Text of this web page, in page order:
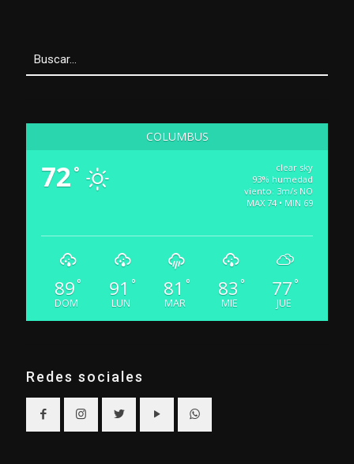
COLUMBUS
72 °
clear sky
93% humedad
viento: 3m/s NO
MAX 74 • MIN 69
89 °
DOM
91 °
LUN
81 °
MAR
83 °
MIE
77 °
JUE
Redes sociales